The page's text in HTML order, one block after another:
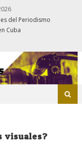
del Periodismo
Cuba
visuales?